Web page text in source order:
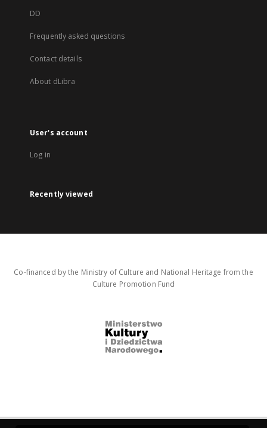
DD
Frequently asked questions
Contact details
About dLibra
User's account
Log in
Recently viewed
Co-financed by the Ministry of Culture and National Heritage from the
Culture Promotion Fund